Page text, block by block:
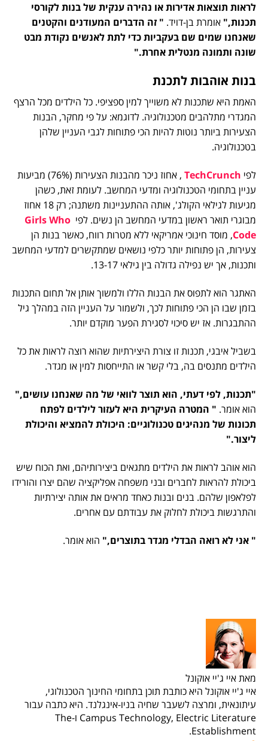
לראות תוצאות אדירות או נהירה ענקית של בנות לקורסי
תכנות," אומרת בן-דויד. " זה הדברים המעודנים והקטנים
שאנחנו שמים שם בעקביות כדי לתת לאנשים נקודת מבט
שונה ותמונה מנטלית אחרת."
בנות אוהבות לתכנת
האמת היא שתכנות לא משוייך למין ספציפי. כל הילדים מכל הרצף
המגדרי מתלהבים מטכנולוגיה. לדוגמא: על פי מחקר, הבנות
הצעירות ביותר נוטות להיות הכי פתוחות לגבי העניין שלהן
בטכנולוגיה.
לפי TechCrunch
, אחוז ניכר מהבנות הצעירות (76%) מביעות
עניין בתחומי הטכנולוגיה ומדעי המחשב. לעומת זאת, כשהן
מגיעות לגילאי הקולג', אותה ההתעניינות משתנה; רק 18 אחוז
מבוגרי תואר ראשון במדעי המחשב הן נשים. לפי Girls Who
Code, מוסד חינוכי אמריקאי ללא מטרות רווח, כאשר בנות הן
צעירות, הן פתוחות יותר כלפי נושאים שמתקשרים למדעי המחשב
ותכנות, אך יש נפילה גדולה בין גילאי 13-17.
האתגר הוא לתפוס את הבנות הללו ולמשוך אותן אל תחום התכנות
בזמן שבו הן הכי פתוחות לכך, ולשמור על העניין הזה במהלך גיל
ההתבגרות. אז יש סיכוי לסגירת הפער מוקדם יותר.
בשביל איבגי, תכנות זו צורת היצירתיות שהוא רוצה לראות את כל
הילדים מתנסים בה, בלי קשר או התייחסות למין או מגדר.
"תכנות, לפי דעתי, הוא תוצר לוואי של מה שאנחנו עושים,"
הוא אומר. " המטרה העיקרית היא לעזור לילדים לפתח
תכונות של מנהיגים טכנולוגיים: היכולת להמציא והיכולת
ליצור."
הוא אוהב לראות את הילדים מתגאים ביצירותיהם, ואת הכוח שיש
ביכולת להראות לחברים ובני משפחה אפליקציה שהם יצרו והורידו
לפלאפון שלהם. בנים ובנות כאחד מראים את אותה יצירתיות
והתרגשות ביכולת לחלוק את עבודתם עם אחרים.
" אני לא רואה הבדלי מגדר בתוצרים," הוא אומר.
מאת איי ג'יי אוקונל
איי ג'יי אוקונל היא כותבת תוכן בתחומי החינוך הטכנולוגי,
עיתונאית, ומרצה לשעבר שחיה בניו-אינגלנד. היא כתבה עבור
Campus Technology, Electric Literature ו-The
Establishment.